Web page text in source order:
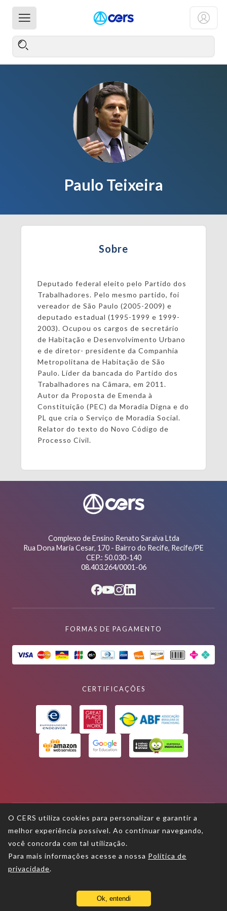
Paulo Teixeira
Sobre
Deputado federal eleito pelo Partido dos
Trabalhadores. Pelo mesmo partido, foi
vereador de São Paulo (2005-2009) e
deputado estadual (1995-1999 e 1999-
2003). Ocupou os cargos de secretário
de Habitação e Desenvolvimento Urbano
e de diretor- presidente da Companhia
Metropolitana de Habitação de São
Paulo. Líder da bancada do Partido dos
Trabalhadores na Câmara, em 2011.
Autor da Proposta de Emenda à
Constituição (PEC) da Moradia Digna e do
PL que cria o Serviço de Moradia Social.
Relator do texto do Novo Código de
Processo Civil.
Complexo de Ensino Renato Saraiva Ltda
Rua Dona Maria Cesar, 170 - Bairro do Recife, Recife/PE
CEP.: 50.030-140
08.403.264/0001-06
FORMAS DE PAGAMENTO
CERTIFICAÇÕES
Termos de uso
Política de privacidade
autorais
O CERS utiliza cookies para personalizar e garantir a
melhor experiência possível. Ao continuar navegando,
você concorda com tal utilização.
Para mais informações acesse a nossa Política de
privacidade.
Ok, entendi